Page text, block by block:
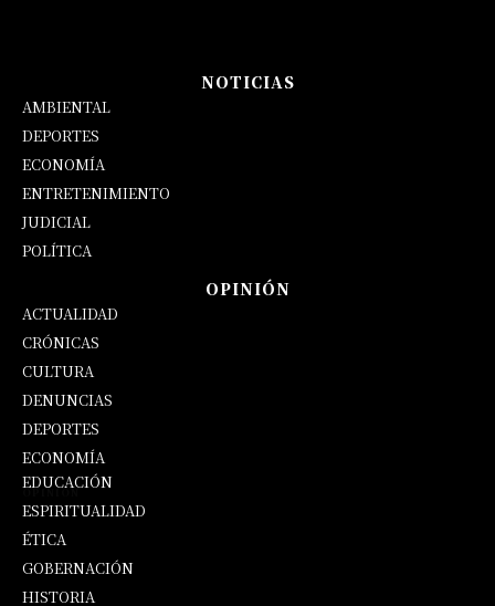
NOTICIAS
AMBIENTAL
DEPORTES
ECONOMÍA
ENTRETENIMIENTO
JUDICIAL
POLÍTICA
OPINIÓN
ACTUALIDAD
CRÓNICAS
CULTURA
DENUNCIAS
DEPORTES
ECONOMÍA
EDUCACIÓN
ESPIRITUALIDAD
ÉTICA
GOBERNACIÓN
HISTORIA